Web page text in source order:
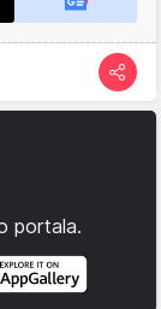
portala.